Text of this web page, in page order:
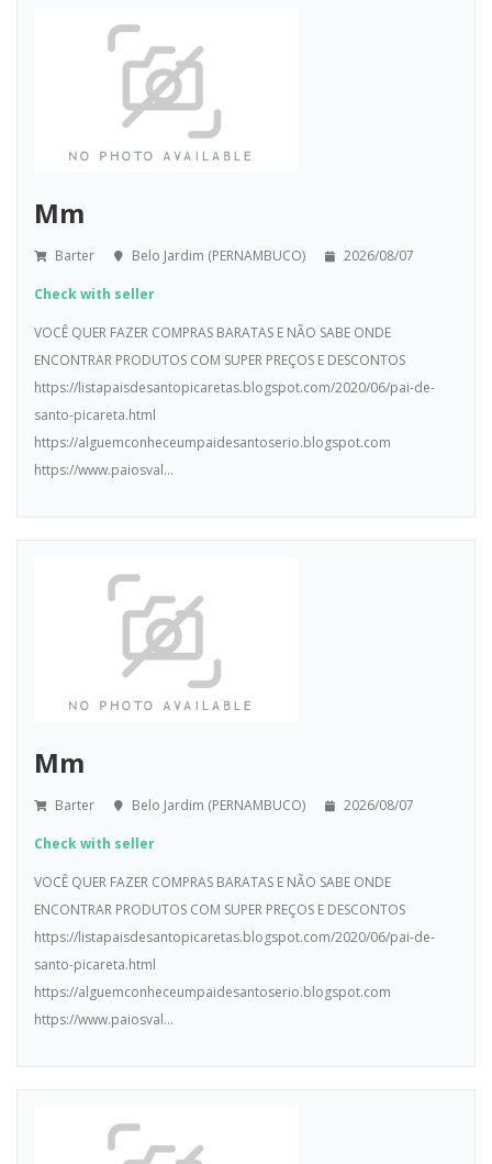
Mm
Barter Belo Jardim (PERNAMBUCO) 2026/08/07
Check with seller
VOCÊ QUER FAZER COMPRAS BARATAS E NÃO SABE ONDE
ENCONTRAR PRODUTOS COM SUPER PREÇOS E DESCONTOS
https://listapaisdesantopicaretas.blogspot.com/2020/06/pai-de-
santo-picareta.html
https://alguemconheceumpaidesantoserio.blogspot.com
https://www.paiosval...
Mm
Barter Belo Jardim (PERNAMBUCO) 2026/08/07
Check with seller
VOCÊ QUER FAZER COMPRAS BARATAS E NÃO SABE ONDE
ENCONTRAR PRODUTOS COM SUPER PREÇOS E DESCONTOS
https://listapaisdesantopicaretas.blogspot.com/2020/06/pai-de-
santo-picareta.html
https://alguemconheceumpaidesantoserio.blogspot.com
https://www.paiosval...